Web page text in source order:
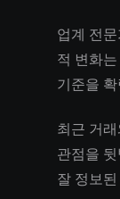
업계 전
적 변화
기준을
최근 거
관점을
잘 정보